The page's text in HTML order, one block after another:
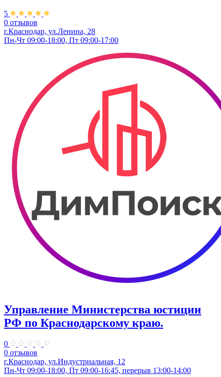
5
0 отзывов
г.Краснодар, ул.Ленина, 28
Пн-Чт 09:00-18:00, Пт 09:00-17:00
Управление Министерства юстиции
РФ по Краснодарскому краю.
0
0 отзывов
г.Краснодар, ул.​Индустриальная, 12
Пн-Чт 09:00-18:00, Пт 09:00-16:45, перерыв 13:00-14:00